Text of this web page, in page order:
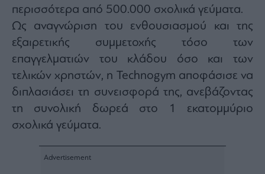
time.
This
site
is
protected
by
reCAPTCHA
and
the
Google
Privacy
Policy
and
of
Service
apply.
περισσότερα από 500.000 σχολικά γεύματα.
Ως αναγνώριση του ενθουσιασμού και της
εξαιρετικής συμμετοχής τόσο των
επαγγελματιών του κλάδου όσο και των
τελικών χρηστών, η Technogym αποφάσισε να
διπλασιάσει τη συνεισφορά της, ανεβάζοντας
τη συνολική δωρεά στο 1 εκατομμύριο
σχολικά γεύματα.